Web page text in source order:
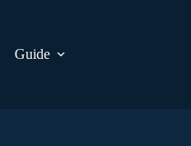
Guide